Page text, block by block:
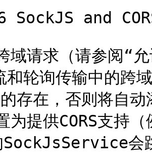
and
域请求（请参阅“
和轮询传输中的跨
的存在，否则将自
为提供CORS支持
会